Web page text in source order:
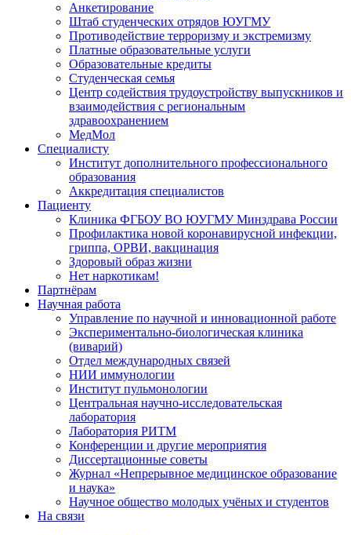
Анкетирование
Штаб студенческих отрядов ЮУГМУ
Противодействие терроризму и экстремизму
Платные образовательные услуги
Образовательные кредиты
Студенческая семья
Центр содействия трудоустройству выпускников и
взаимодействия с региональным
здравоохранением
МедМол
Специалисту
Институт дополнительного профессионального
образования
Аккредитация специалистов
Пациенту
Клиника ФГБОУ ВО ЮУГМУ Минздрава России
Профилактика новой коронавирусной инфекции,
гриппа, ОРВИ, вакцинация
Здоровый образ жизни
Нет наркотикам!
Партнёрам
Научная работа
Управление по научной и инновационной работе
Экспериментально-биологическая клиника
(виварий)
Отдел международных связей
НИИ иммунологии
Институт пульмонологии
Центральная научно-исследовательская
лаборатория
Лаборатория РИТМ
Конференции и другие мероприятия
Диссертационные советы
Журнал «Непрерывное медицинское образование
и наука»
Научное общество молодых учёных и студентов
На связи